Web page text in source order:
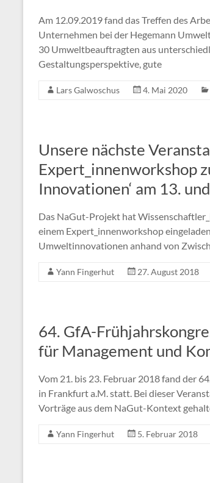
Am 12.09.2019 fand das Treffen des
Unternehmen bei der Hegemann
30 Umweltbeauftragten aus
Gestaltungsperspektive, gute
Lars Galwoschus 4. Mai 2020
Unsere nächste
Expert_innenworkshop
Innovationen‘ am 13.
Das NaGut-Projekt hat
einem Expert_innenworkshop
Umweltinnovationen anhand von
Yann Fingerhut 27. August 2018
64. GfA-
für Management und
Vom 21. bis 23. Februar 2018 fand der
in Frankfurt a.M. statt. Bei dieser
Vorträge aus dem NaGut-Kontext
Yann Fingerhut 5. Februar 2018